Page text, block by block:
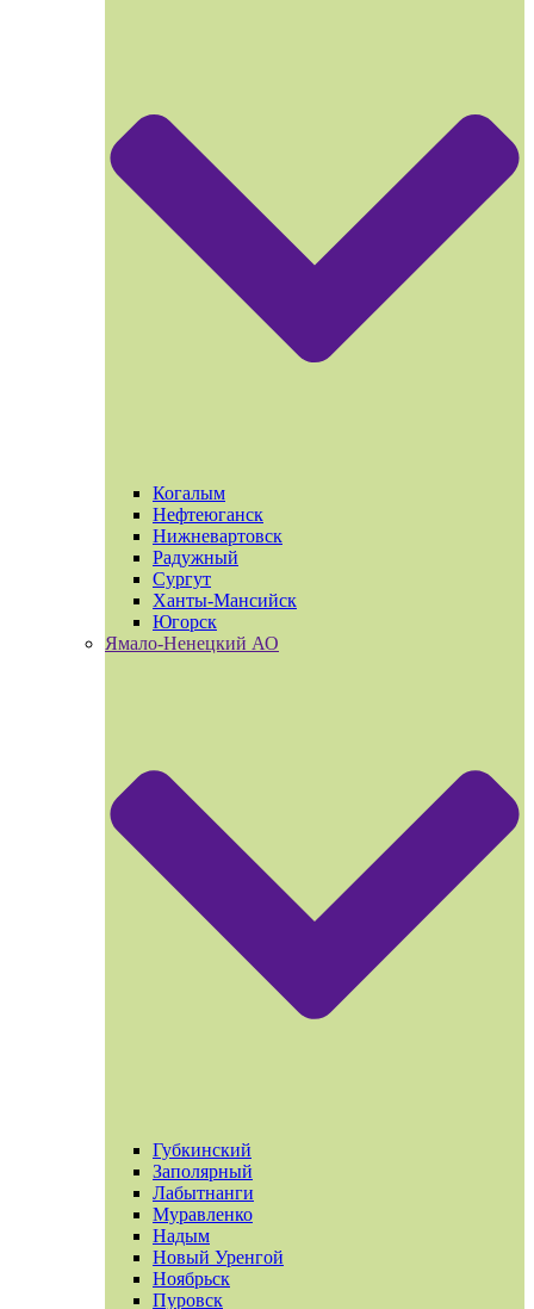
Когалым
Нефтеюганск
Нижневартовск
Радужный
Сургут
Ханты-Мансийск
Югорск
Ямало-Ненецкий АО
Губкинский
Заполярный
Лабытнанги
Муравленко
Надым
Новый Уренгой
Ноябрьск
Пуровск